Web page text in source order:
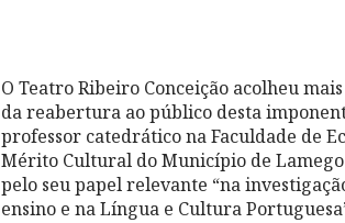
O Teatro Ribeiro Conceição acolheu
da reabertura ao público desta
professor catedrático na Faculdade de
Mérito Cultural do Município de
pelo seu papel relevante “na
ensino e na Língua e Cultura